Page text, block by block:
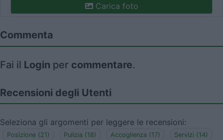
Carica foto
Commenta
Fai il Login per commentare.
Recensioni degli Utenti
Seleziona gli argomenti per leggere le recensioni:
Posizione (21) Pulizia (18) Accoglienza (17)
Servizi (14)